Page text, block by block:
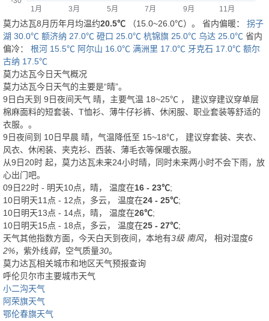
莫力达瓦8月历年月均温约20.5℃ （15.0~26.0℃）。 省内偏暖： 拐子
湖 30.0℃ 额济纳 27.0℃ 磴口 25.0℃ 杭锦旗 25.0℃ 乌达 25.0℃ 省内
偏冷： 根河 15.5℃ 阿尔山 16.0℃ 满洲里 17.0℃ 牙克石 17.0℃ 额尔
古纳 17.5℃
莫力达瓦今日天气概况
莫力达瓦今日天气的主要是“晴”。
9日白天到 9日夜间天气 晴，主要气温 18~25℃ ， 建议穿建议穿单层
棉麻面料的短套装、T恤衫、薄牛仔衫裤、休闲服、职业套装等舒适的
衣服。 。
9日夜间到 10日早晨 晴，气温降低至 15~18℃， 建议穿套装、夹衣、
风衣、休闲装、夹克衫、西装、薄毛衣等保暖衣服。
从9日20时 起，莫力达瓦未来24小时晴，同时未来两小时不会下雨，放
心出门吧。
09日22时 - 明天10点，晴， 温度在16 - 23℃;
10日明天11点 - 12点，多云， 温度在24 - 25℃;
10日明天13点 - 14点，晴， 温度在26℃;
10日明天15点 - 18点，多云， 温度在25 - 27℃;
天气其他指数方面，今天白天到夜间，本地有3级 南风， 相对湿度6
2%，紫外线弱，空气质量30。
莫力达瓦相关城市和地区天气预报查询
呼伦贝尔市主要城市天气
小二沟天气
阿荣旗天气
鄂伦春旗天气